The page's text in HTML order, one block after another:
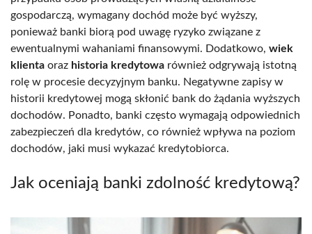
gospodarczą, wymagany dochód może być wyższy,
ponieważ banki biorą pod uwagę ryzyko związane z
ewentualnymi wahaniami finansowymi. Dodatkowo, wiek
klienta oraz historia kredytowa również odgrywają istotną
rolę w procesie decyzyjnym banku. Negatywne zapisy w
historii kredytowej mogą skłonić bank do żądania wyższych
dochodów. Ponadto, banki często wymagają odpowiednich
zabezpieczeń dla kredytów, co również wpływa na poziom
dochodów, jaki musi wykazać kredytobiorca.
Jak oceniają banki zdolność kredytową?